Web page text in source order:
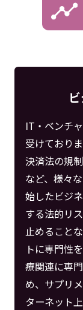
IT・ベンチ
受けており
決済法の規
など、様々
始したビジ
する法的リ
止めること
トに専門性
療関連に専
め、サプリ
ターネット